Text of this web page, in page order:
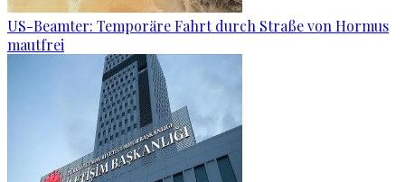
US-Beamter: Temporäre Fahrt durch Straße von Hormus
mautfrei